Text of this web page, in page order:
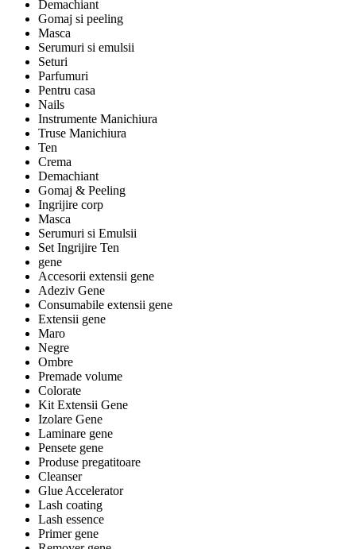
Demachiant
Gomaj si peeling
Masca
Serumuri si emulsii
Seturi
Parfumuri
Pentru casa
Nails
Instrumente Manichiura
Truse Manichiura
Ten
Crema
Demachiant
Gomaj & Peeling
Ingrijire corp
Masca
Serumuri si Emulsii
Set Ingrijire Ten
gene
Accesorii extensii gene
Adeziv Gene
Consumabile extensii gene
Extensii gene
Maro
Negre
Ombre
Premade volume
Colorate
Kit Extensii Gene
Izolare Gene
Laminare gene
Pensete gene
Produse pregatitoare
Cleanser
Glue Accelerator
Lash coating
Lash essence
Primer gene